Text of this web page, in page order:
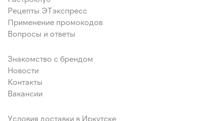
Рецепты ЭТэкспресс
Применение промокодов
Вопросы и ответы
Знакомство с брендом
Новости
Контакты
Вакансии
Условия доставки в Иркутске